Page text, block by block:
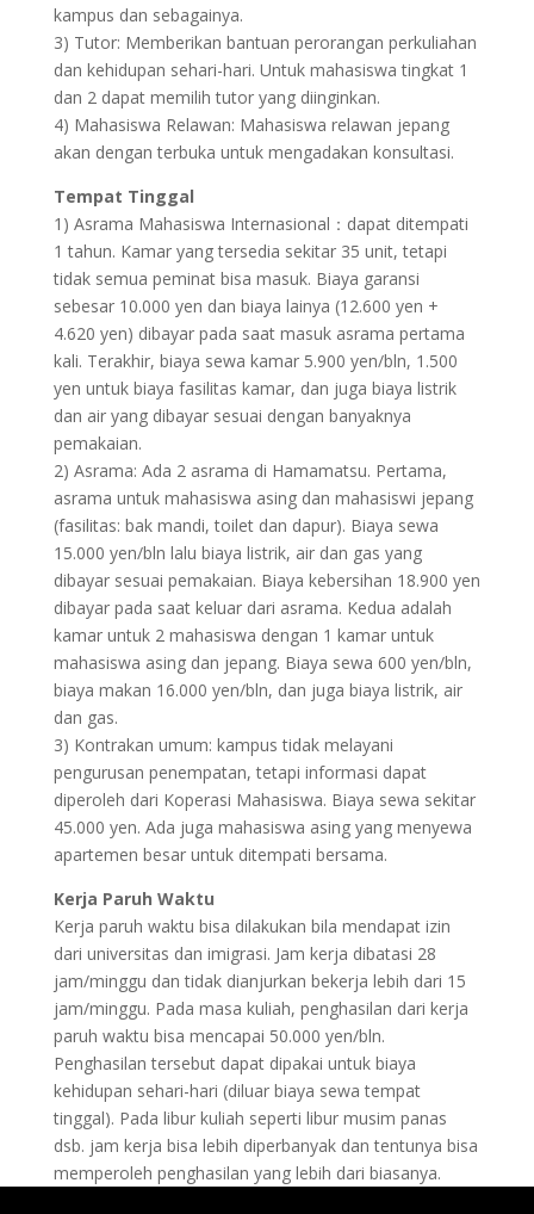
kampus dan sebagainya.
3) Tutor: Memberikan bantuan perorangan perkuliahan
dan kehidupan sehari-hari. Untuk mahasiswa tingkat 1
dan 2 dapat memilih tutor yang diinginkan.
4) Mahasiswa Relawan: Mahasiswa relawan jepang
akan dengan terbuka untuk mengadakan konsultasi.
Tempat Tinggal
1) Asrama Mahasiswa Internasional：dapat ditempati
1 tahun. Kamar yang tersedia sekitar 35 unit, tetapi
tidak semua peminat bisa masuk. Biaya garansi
sebesar 10.000 yen dan biaya lainya (12.600 yen +
4.620 yen) dibayar pada saat masuk asrama pertama
kali. Terakhir, biaya sewa kamar 5.900 yen/bln, 1.500
yen untuk biaya fasilitas kamar, dan juga biaya listrik
dan air yang dibayar sesuai dengan banyaknya
pemakaian.
2) Asrama: Ada 2 asrama di Hamamatsu. Pertama,
asrama untuk mahasiswa asing dan mahasiswi jepang
(fasilitas: bak mandi, toilet dan dapur). Biaya sewa
15.000 yen/bln lalu biaya listrik, air dan gas yang
dibayar sesuai pemakaian. Biaya kebersihan 18.900 yen
dibayar pada saat keluar dari asrama. Kedua adalah
kamar untuk 2 mahasiswa dengan 1 kamar untuk
mahasiswa asing dan jepang. Biaya sewa 600 yen/bln,
biaya makan 16.000 yen/bln, dan juga biaya listrik, air
dan gas.
3) Kontrakan umum: kampus tidak melayani
pengurusan penempatan, tetapi informasi dapat
diperoleh dari Koperasi Mahasiswa. Biaya sewa sekitar
45.000 yen. Ada juga mahasiswa asing yang menyewa
apartemen besar untuk ditempati bersama.
Kerja Paruh Waktu
Kerja paruh waktu bisa dilakukan bila mendapat izin
dari universitas dan imigrasi. Jam kerja dibatasi 28
jam/minggu dan tidak dianjurkan bekerja lebih dari 15
jam/minggu. Pada masa kuliah, penghasilan dari kerja
paruh waktu bisa mencapai 50.000 yen/bln.
Penghasilan tersebut dapat dipakai untuk biaya
kehidupan sehari-hari (diluar biaya sewa tempat
tinggal). Pada libur kuliah seperti libur musim panas
dsb. jam kerja bisa lebih diperbanyak dan tentunya bisa
memperoleh penghasilan yang lebih dari biasanya.